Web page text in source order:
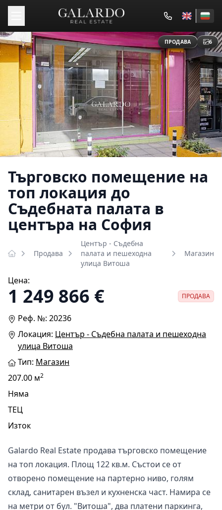
ПРОДАВА 6
Търговско помещение на
топ локация до
Съдебната палата в
центъра на София
Продава
Център - Съдебна
палата и пешеходна
улица Витоша
Магазин
Цена:
1 249 866 € ПРОДАВА
Реф. №: 20236
Локация: Център - Съдебна палата и пешеходна
улица Витоша
Тип: Магазин
207.00 м2
Няма
ТЕЦ
Изток
Galardo Real Estate продава търговско помещение
на топ локация. Площ 122 кв.м. Състои се от
отворено помещение на партерно ниво, голям
склад, санитарен възел и кухненска част. Намира се
на метри от бул. "Витоша", два платени паркинга,